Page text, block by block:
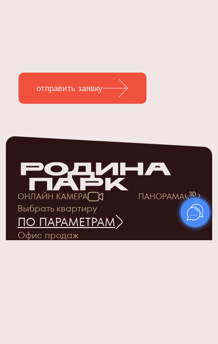
отправить заявку
ОНЛАЙН КАМЕРА ПАНОРАМА
Выбрать квартиру
ПО ПАРАМЕТРАМ
Офис продаж